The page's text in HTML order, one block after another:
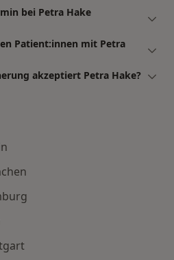
bei Petra Hake
Patient:innen mit Petra
akzeptiert Petra Hake?